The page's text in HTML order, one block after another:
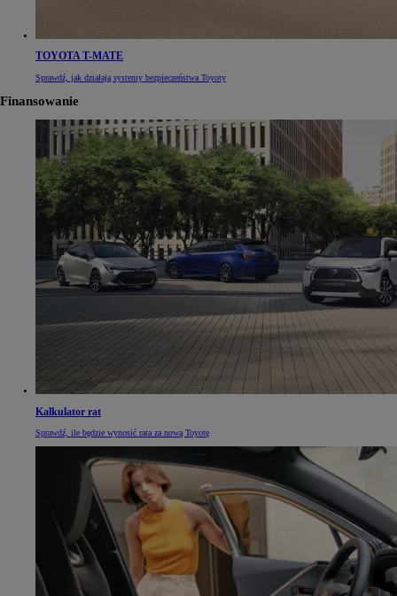
TOYOTA T-MATE
Sprawdź, jak działają systemy bezpieczeństwa Toyoty
Finansowanie
Kalkulator rat
Sprawdź, ile będzie wynosić rata za nową Toyotę